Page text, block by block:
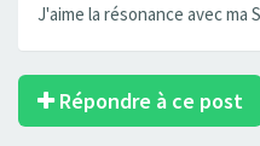
J'aime la résonance avec ma
Répondre à ce post